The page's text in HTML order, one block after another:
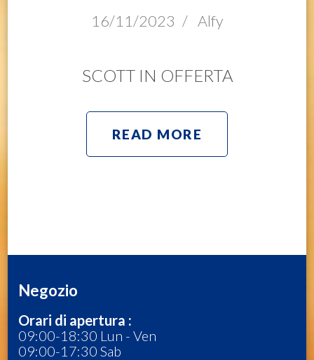
16/11/2023 / Alfy
SCOTT IN OFFERTA
READ MORE
Negozio
Orari di apertura :
09:00-18:30 Lun - Ven
09:00-17:30 Sab